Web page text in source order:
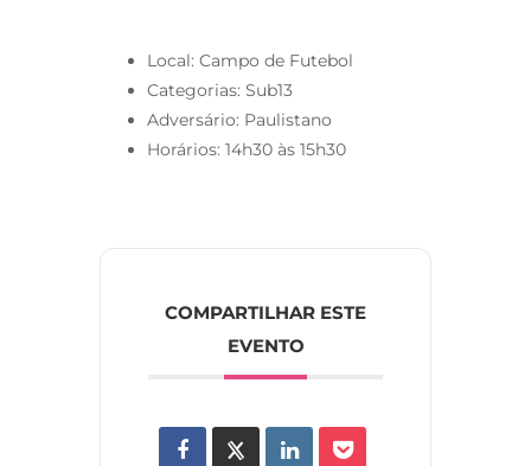
Local: Campo de Futebol
Categorias: Sub13
Adversário: Paulistano
Horários: 14h30 às 15h30
COMPARTILHAR ESTE
EVENTO